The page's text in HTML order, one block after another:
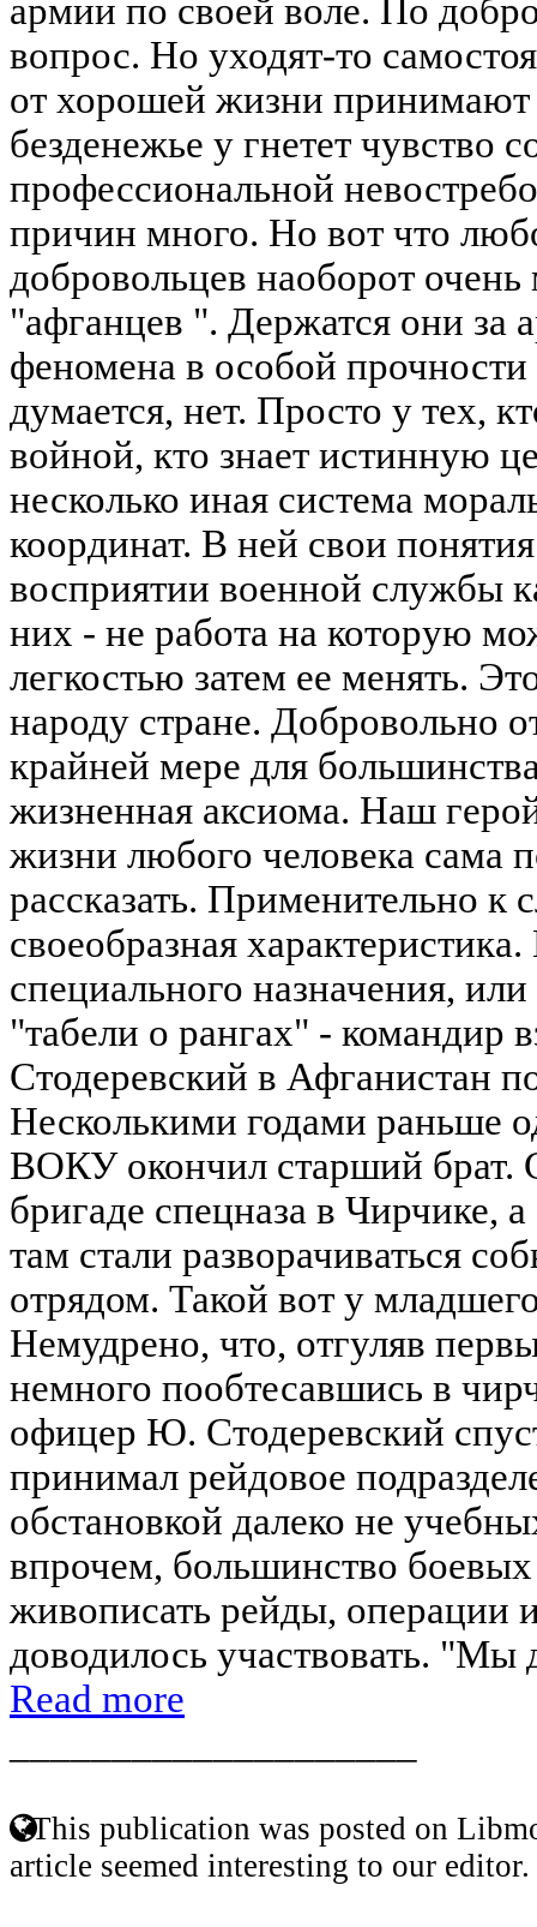
армии по своей воле. По
вопрос. Но уходят-то
от хорошей жизни принимают
безденежье у гнетет чувство
профессиональной
причин много. Но вот что
добровольцев наоборот
"афганцев ". Держатся они за
феномена в особой
думается, нет. Просто у тех,
войной, кто знает истинную
несколько иная система
координат. В ней свои
восприятии военной службы
них - не работа на которую
легкостью затем ее менять.
народу стране. Добровольно
крайней мере для
жизненная аксиома. Наш
жизни любого человека сама
рассказать. Применительно к
своеобразная
специального назначения,
"табели о рангах" - командир
Стодеревский в Афганистан
Несколькими годами раньше
ВОКУ окончил старший брат.
бригаде спецназа в Чирчике,
там стали разворачиваться
отрядом. Такой вот у
Немудрено, что, отгуляв
немного пообтесавшись в
офицер Ю. Стодеревский
принимал рейдовое
обстановкой далеко не
впрочем, большинство
живописать рейды, операции
доводилось участвовать. "Мы
Read more
This publication was posted on
article seemed interesting to our editor.